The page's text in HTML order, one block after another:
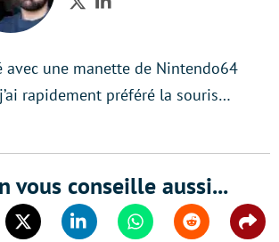
TwitterLinkedIn
avec une manette de Nintendo64
rapidement préféré la souris…
vous conseille aussi...
Twitter Linkedin WhatsappReddit